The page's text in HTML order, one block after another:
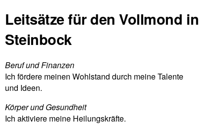
Leitsätze für den Vollmond in
Steinbock
Beruf und Finanzen
Ich för­dere meinen Wohl­stand durch meine Talente
und Ideen.
Körper und Gesund­heit
Ich akti­viere meine Heilungskräfte.